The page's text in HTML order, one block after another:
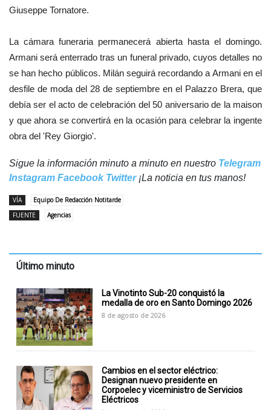
Giuseppe Tornatore.
La cámara funeraria permanecerá abierta hasta el domingo.
Armani será enterrado tras un funeral privado, cuyos detalles no
se han hecho públicos. Milán seguirá recordando a Armani en el
desfile de moda del 28 de septiembre en el Palazzo Brera, que
debía ser el acto de celebración del 50 aniversario de la maison
y que ahora se convertirá en la ocasión para celebrar la ingente
obra del 'Rey Giorgio'.
Sigue la información minuto a minuto en nuestro Telegram
Instagram Facebook Twitter¡La noticia en tus manos!
VÍA
Equipo De Redacción Notitarde
FUENTE
Agencias
Último minuto
La Vinotinto Sub-20 conquistó la
medalla de oro en Santo Domingo 2026
8 de agosto de 2026
Cambios en el sector eléctrico:
Designan nuevo presidente en
Corpoelec y viceministro de Servicios
Eléctricos